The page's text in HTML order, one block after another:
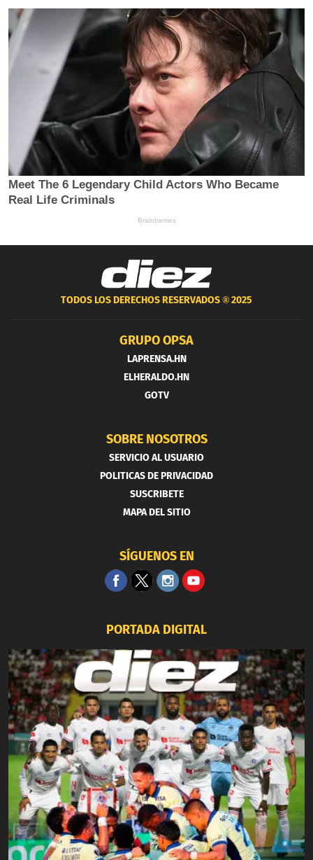
TODOS LOS DERECHOS RESERVADOS ®2025
GRUPO OPSA
LAPRENSA.HN
ELHERALDO.HN
GOTV
SOBRE NOSOTROS
SERVICIO AL USUARIO
POLITICAS DE PRIVACIDAD
SUSCRIBETE
MAPA DEL SITIO
SÍGUENOS EN
PORTADA DIGITAL